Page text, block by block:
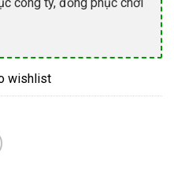
công ty, đồng phục chơi
wishlist